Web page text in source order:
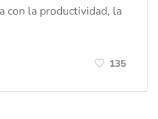
con la productividad, la
135